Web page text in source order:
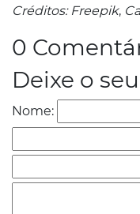
Créditos: Freepik,
0
Deixe o
Nome: